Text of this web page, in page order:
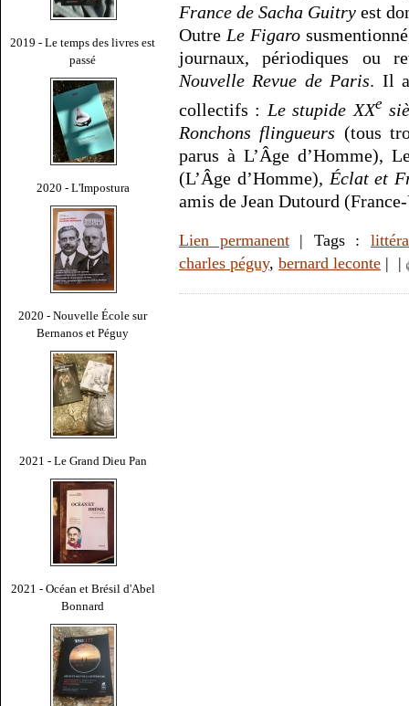
2019 - Le temps des livres est
passé
2020 - L'Impostura
2020 - Nouvelle École sur
Bernanos et Péguy
2021 - Le Grand Dieu Pan
2021 - Océan et Brésil d'Abel
Bonnard
France de Sacha Guitry est
Outre Le Figaro
journaux, périodiques ou
Nouvelle Revue de Paris. Il a
collectifs : Le stupide XXe
Ronchons flingueurs (tous
parus à L’Âge d’Homme),
(L’Âge d’Homme), Éclat et
amis de Jean Dutourd
Lien permanent| Tags :
charles péguy, bernard leconte | |